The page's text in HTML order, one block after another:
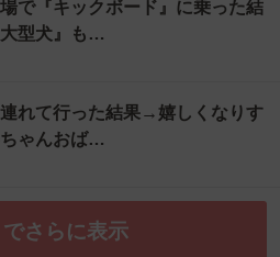
で『キックボード』に乗った結
型犬』も…
れて行った結果→嬉しくなりす
ゃんおば…
さらに表示